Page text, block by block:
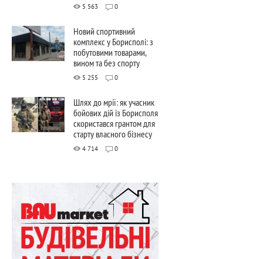
5 563 0
Новий спортивний
комплекс у Борисполі: з
побутовими товарами,
вином та без спорту
5 255 0
Шлях до мрії: як учасник
бойових дій із Борисполя
скористався грантом для
старту власного бізнесу
4 714 0